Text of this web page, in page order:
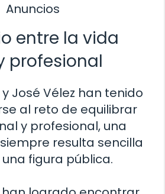
Anuncios
entre la vida
profesional
José Vélez han tenido
al reto de equilibrar
y profesional, una
resulta sencilla
figura pública.